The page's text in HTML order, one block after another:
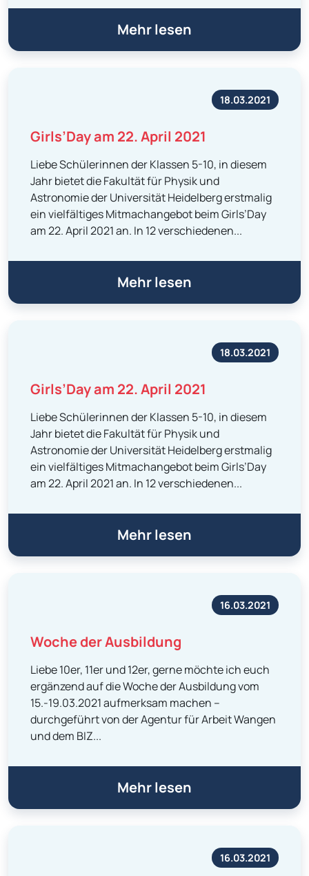
Mehr lesen
18.03.2021
Girls’Day am 22. April 2021
Liebe Schülerinnen der Klassen 5-10, in diesem
Jahr bietet die Fakultät für Physik und
Astronomie der Universität Heidelberg erstmalig
ein vielfältiges Mitmachangebot beim Girls’Day
am 22. April 2021 an. In 12 verschiedenen...
Mehr lesen
18.03.2021
Girls’Day am 22. April 2021
Liebe Schülerinnen der Klassen 5-10, in diesem
Jahr bietet die Fakultät für Physik und
Astronomie der Universität Heidelberg erstmalig
ein vielfältiges Mitmachangebot beim Girls’Day
am 22. April 2021 an. In 12 verschiedenen...
Mehr lesen
16.03.2021
Woche der Ausbildung
Liebe 10er, 11er und 12er, gerne möchte ich euch
ergänzend auf die Woche der Ausbildung vom
15.-19.03.2021 aufmerksam machen –
durchgeführt von der Agentur für Arbeit Wangen
und dem BIZ...
Mehr lesen
16.03.2021